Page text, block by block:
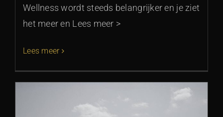
Wellness wordt steeds belangrijker en je ziet
het meer en Lees meer >
Lees meer